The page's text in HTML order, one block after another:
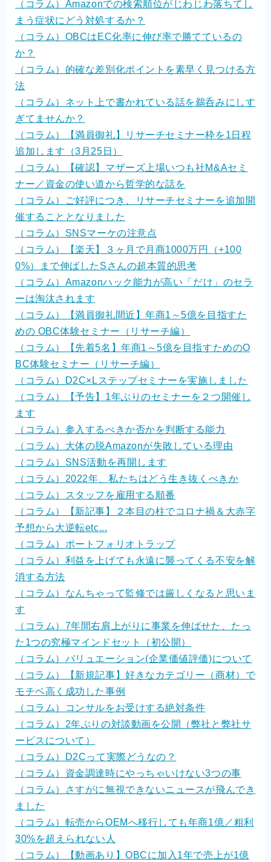
（コラム）Amazonでの検索順位がじわじわ落ちてし
まう症状にどう対処するか？
（コラム）OBCはEC化率に伸び率で勝てているの
か？
（コラム）的確な差別化ポイントを素早く見つける方
法
（コラム）ネット上で書かれている話を鵜呑みにしす
ぎてませんか？
（コラム）【満員御礼】リサーチセミナー枠を1日程
追加します（3月25日）
（コラム）【確認】マザーズ上場いつも社M&Aセミ
ナー／資金の使い道から哲学的な話を
（コラム）ご好評につき、リサーチセミナーを追加開
催することとなりました
（コラム）SNSマーケの注意点
（コラム）【楽天】３ヶ月で月商1000万円（+100
0%）まで伸ばしたSさんの超本質的思考
（コラム）Amazonハック能力が高い「だけ」のセラ
ーは淘汰されます
（コラム）【満員御礼間近】年商1～5億を目指すた
めの OBC体験セミナー（リサーチ編）
（コラム）【先着5名】年商1～5億を目指すためのO
BC体験セミナー（リサーチ編）
（コラム）D2C×Lステップセミナーを実施しました
（コラム）【予告】1年ぶりのセミナーを２つ開催し
ます
（コラム）参入するべきか否かを判断する能力
（コラム）大体の脱Amazonが失敗している理由
（コラム）SNS活動を再開します
（コラム）2022年、私たちはどう生き抜くべきか
（コラム）スタッフを雇用する順番
（コラム）【新記事】２本目の柱でコロナ禍＆大赤字
予想から大逆転etc...
（コラム）ポートフォリオトラップ
（コラム）利益を上げても永遠に襲ってくる不安を解
消する方法
（コラム）なんちゃって監修では厳しくなると思いま
す
（コラム）7年間右肩上がりに事業を伸ばせた、たっ
た1つの究極マインドセット（初公開）
（コラム）バリュエーション(企業価値評価)について
（コラム）【新規記事】好きなカテゴリー（商材）で
モチベ高く成功した事例
（コラム）コンサルをお受けする絶対条件
（コラム）2年ぶりの対談動画を公開（弊社と弊社サ
ービスについて）
（コラム）D2Cって実際どうなの？
（コラム）資金調達時にやっちゃいけない3つの事
（コラム）さすがに無視できないニュースが飛んでき
ました
（コラム）転売からOEMへ移行しても年商1億／粗利
30%を超えられない人
（コラム）【動画あり】OBCに加入1年で売上が1億